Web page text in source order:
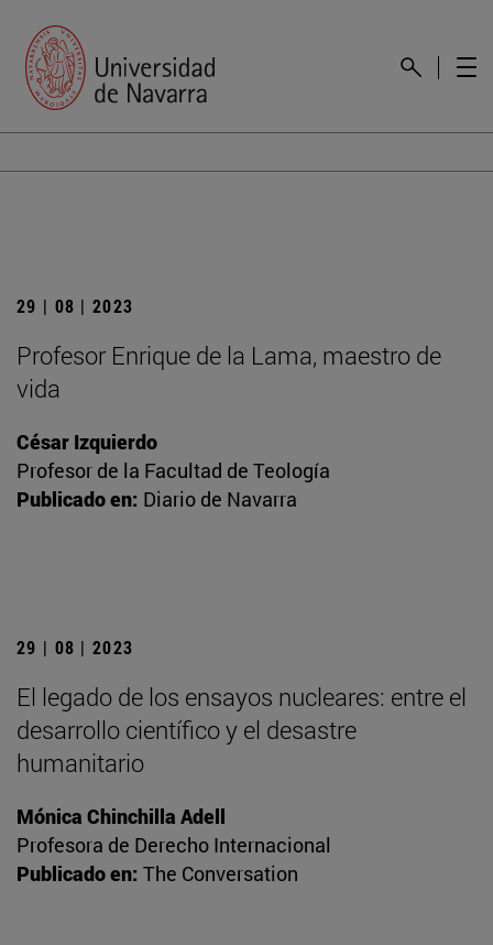
29 | 08 | 2023
Profesor Enrique de la Lama, maestro de
vida
César Izquierdo
Profesor de la Facultad de Teología
Publicado en: Diario de Navarra
29 | 08 | 2023
El legado de los ensayos nucleares: entre el
desarrollo científico y el desastre
humanitario
Mónica Chinchilla Adell
Profesora de Derecho Internacional
Publicado en: The Conversation